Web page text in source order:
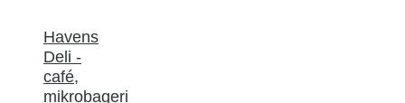
Havens
Deli -
café,
mikrobageri